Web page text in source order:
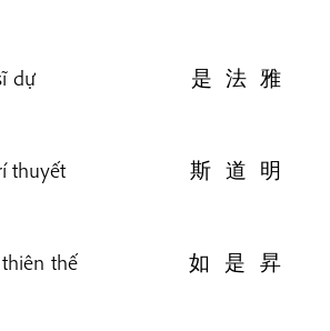
nhã sĩ dự 是 法 雅
trí thuyết 斯 道 明
thiên thế 如 是 昇